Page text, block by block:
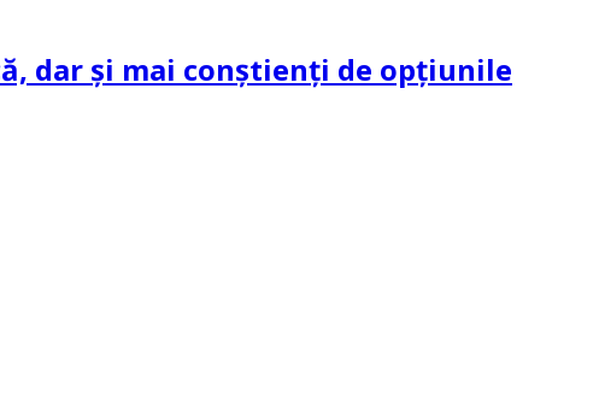
dar și mai conștienți de opțiunile